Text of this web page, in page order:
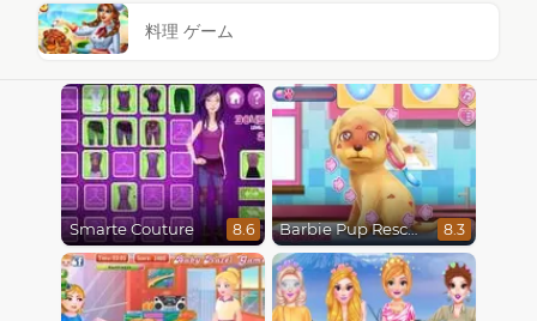
料理 ゲーム
Smarte Couture 8.6 Barbie Pup Rescue 8.3